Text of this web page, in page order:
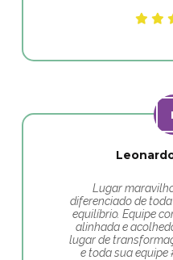
Lugar
diferenciado de
equilíbrio. Equipe
alinhada e
lugar de
e toda sua equipe